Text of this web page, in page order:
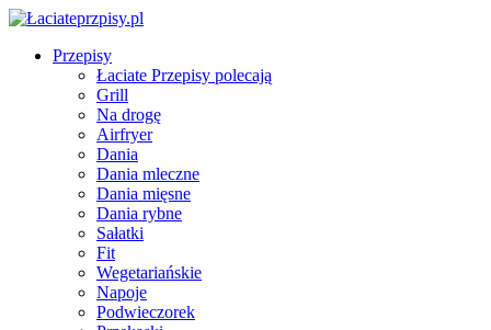
Przepisy
Łaciate Przepisy polecają
Grill
Na drogę
Airfryer
Dania
Dania mleczne
Dania mięsne
Dania rybne
Sałatki
Fit
Wegetariańskie
Napoje
Podwieczorek